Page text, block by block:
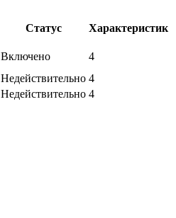
Статус
Характеристик
Включено
4
Недействительно 4
Недействительно 4